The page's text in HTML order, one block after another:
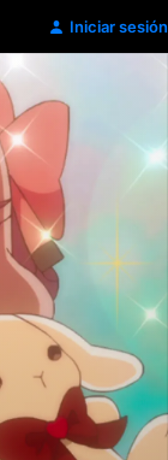
Iniciar sesión